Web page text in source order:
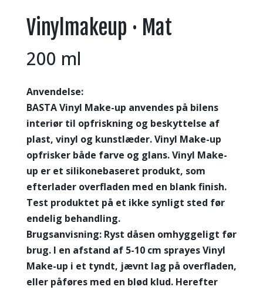
Vinylmakeup · Mat
200 ml
Anvendelse:
BASTA Vinyl Make-up anvendes på bilens
interiør til opfriskning og beskyttelse af
plast, vinyl og kunstlæder. Vinyl Make-up
opfrisker både farve og glans. Vinyl Make-
up er et silikonebaseret produkt, som
efterlader overfladen med en blank finish.
Test produktet på et ikke synligt sted før
endelig behandling.
Brugsanvisning: Ryst dåsen omhyggeligt før
brug. I en afstand af 5-10 cm sprayes Vinyl
Make-up i et tyndt, jævnt lag på overfladen,
eller påføres med en blød klud. Herefter